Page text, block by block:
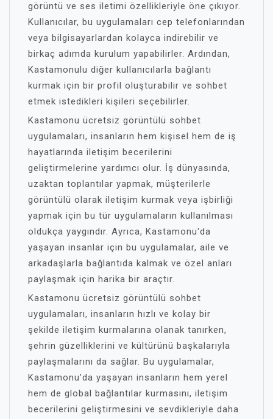
görüntü ve ses iletimi özellikleriyle öne çıkıyor.
Kullanıcılar, bu uygulamaları cep telefonlarından
veya bilgisayarlardan kolayca indirebilir ve
birkaç adımda kurulum yapabilirler. Ardından,
Kastamonulu diğer kullanıcılarla bağlantı
kurmak için bir profil oluşturabilir ve sohbet
etmek istedikleri kişileri seçebilirler.
Kastamonu ücretsiz görüntülü sohbet
uygulamaları, insanların hem kişisel hem de iş
hayatlarında iletişim becerilerini
geliştirmelerine yardımcı olur. İş dünyasında,
uzaktan toplantılar yapmak, müşterilerle
görüntülü olarak iletişim kurmak veya işbirliği
yapmak için bu tür uygulamaların kullanılması
oldukça yaygındır. Ayrıca, Kastamonu'da
yaşayan insanlar için bu uygulamalar, aile ve
arkadaşlarla bağlantıda kalmak ve özel anları
paylaşmak için harika bir araçtır.
Kastamonu ücretsiz görüntülü sohbet
uygulamaları, insanların hızlı ve kolay bir
şekilde iletişim kurmalarına olanak tanırken,
şehrin güzelliklerini ve kültürünü başkalarıyla
paylaşmalarını da sağlar. Bu uygulamalar,
Kastamonu'da yaşayan insanların hem yerel
hem de global bağlantılar kurmasını, iletişim
becerilerini geliştirmesini ve sevdikleriyle daha